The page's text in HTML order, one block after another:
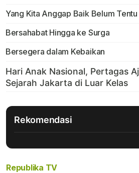
Yang Kita Anggap Baik Belum
Bersahabat Hingga ke Surga
Bersegera dalam Kebaikan
Rekomendasi
Republika TV